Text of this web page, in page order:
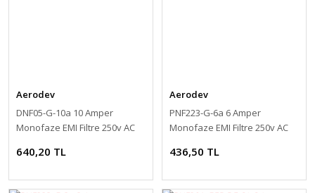
Aerodev
DNF05-G-10a 10 Amper
Monofaze EMI Filtre 250v AC
640,20 TL
Aerodev
PNF223-G-6a 6 Amper
Monofaze EMI Filtre 250v AC
436,50 TL